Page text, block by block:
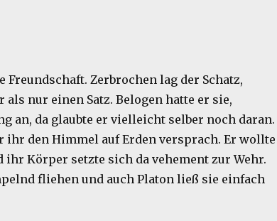
Freundschaft. Zerbrochen lag der Schatz,
nur einen Satz. Belogen hatte er sie,
an, da glaubte er vielleicht selber noch daran.
ihr den Himmel auf Erden versprach. Er wollte
Körper setzte sich da vehement zur Wehr.
fliehen und auch Platon ließ sie einfach